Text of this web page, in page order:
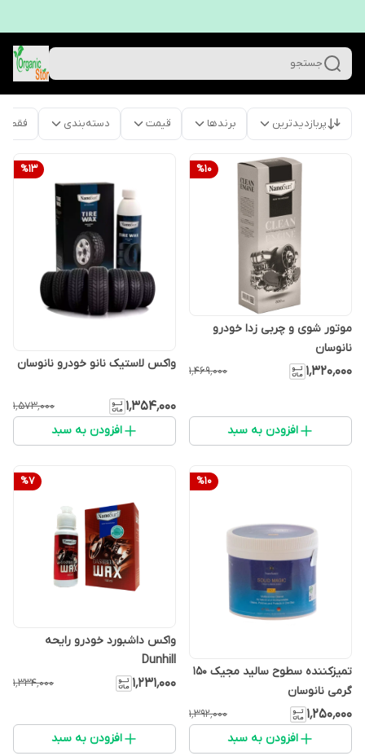
جستجو
پربازدیدترین برندها قیمت دسته‌بندی فقط
%10
موتور شوی و چربی زدا خودرو
نانوسان
۱٬۳۲۰٬۰۰۰ ۱٬۴۶۹٬۰۰۰
افزودن به سبد
%13
واکس لاستیک نانو خودرو نانوسان
۱٬۳۵۴٬۰۰۰ ۱٬۵۷۳٬۰۰۰
افزودن به سبد
%10
تمیزکننده سطوح سالید مجیک 150
گرمی نانوسان
۱٬۲۵۰٬۰۰۰ ۱٬۳۹۲٬۰۰۰
افزودن به سبد
%7
واکس داشبورد خودرو رایحه
Dunhill
۱٬۲۳۱٬۰۰۰ ۱٬۳۳۴٬۰۰۰
افزودن به سبد